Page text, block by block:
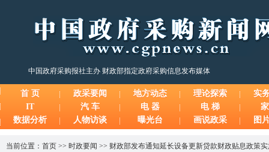
中国政府采购报社主办 财政部指定政府采购信息发布媒体
首 页 政采要闻 地方动态 理论探索
实
IT
汽 车 电 器 电 梯
数据分析
人物访谈 曝光台 画说政采 图
当前位置： 首页 >> 时政要闻 >> 财政部发布通知延长设备更新贷款财政贴息政策